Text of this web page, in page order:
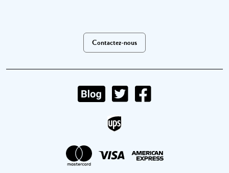
Contactez-nous